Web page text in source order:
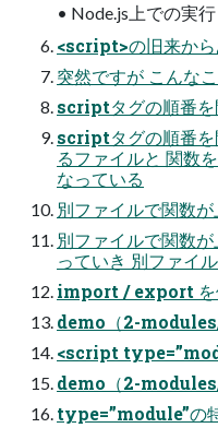
• Node.js上での実
<script>の旧来から
突然ですが こんな
scriptタグの順番
scriptタグの順番を
るファイルと 関数
なっている
別ファイルで関数
別ファイルで関数
っていき 別ファイ
import / export を
demo（2-
<script
demo（2-
type=”module”の